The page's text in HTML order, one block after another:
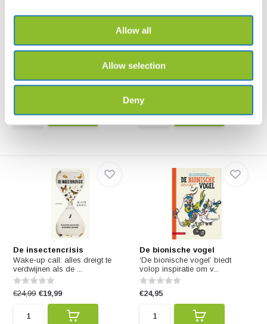
Allow all
Allow selection
Deny
Frederik Willem van Eeden,
Sanctuaries
view the natural...
De insectencrisis
Wake-up call: alles dreigt te
verdwijnen als de ...
€24,99 €19,99
De bionische vogel
‘De bionische vogel’ biedt
volop inspiratie om v...
€24,95